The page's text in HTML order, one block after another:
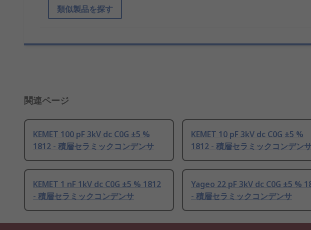
類似製品を探す
関連ページ
KEMET 100 pF 3kV dc C0G ±5 %
1812 - 積層セラミックコンデンサ
KEMET 10 pF 3kV dc C0G ±5 %
1812 - 積層セラミックコンデン
KEMET 1 nF 1kV dc C0G ±5 % 1812
- 積層セラミックコンデンサ
Yageo 22 pF 3kV dc C0G ±5 %
- 積層セラミックコンデンサ